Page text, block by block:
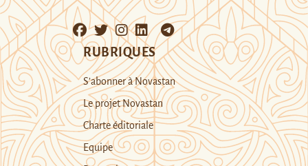
RUBRIQUES
S’abonner à Novastan
Le projet Novastan
Charte éditoriale
Equipe